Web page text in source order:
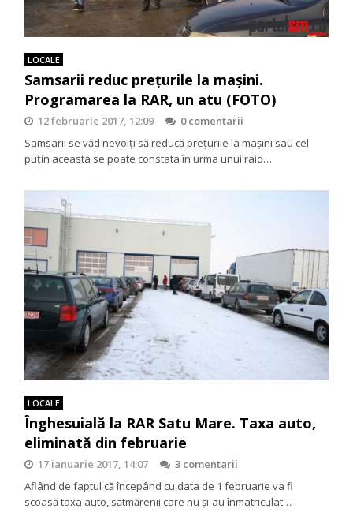
LOCALE
Samsarii reduc prețurile la mașini.
Programarea la RAR, un atu (FOTO)
12 februarie 2017, 12:09
0 comentarii
Samsarii se văd nevoiți să reducă prețurile la mașini sau cel
puțin aceasta se poate constata în urma unui raid…
LOCALE
Înghesuială la RAR Satu Mare. Taxa auto,
eliminată din februarie
17 ianuarie 2017, 14:07
3 comentarii
Aflând de faptul că începând cu data de 1 februarie va fi
scoasă taxa auto, sătmărenii care nu și-au înmatriculat…